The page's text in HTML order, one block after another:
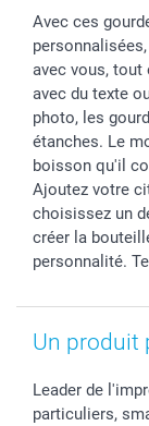
Dénicheur
Baptême
Toussaint
Rentrée des
Saint-Valentin
Vacances
Gestion des
Tarifs
Partenariats &
Investisseurs
Livraison
Modes de
Grandes
Statut de ma
Avec ces
avec vous, tout
avec du texte
photo, les
étanches. Le
boisson qu'il
Ajoutez votre
choisissez un
créer la
personnalité.
Un produit
Leader de
particuliers,